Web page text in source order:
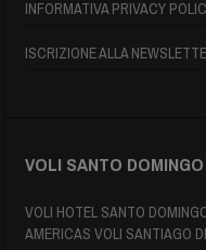
INFORMATIVA PRIVACY
ISCRIZIONE ALLA
VOLI SANTO DOMINGO
VOLI HOTEL SANTO
AMERICAS VOLI SANTIAGO